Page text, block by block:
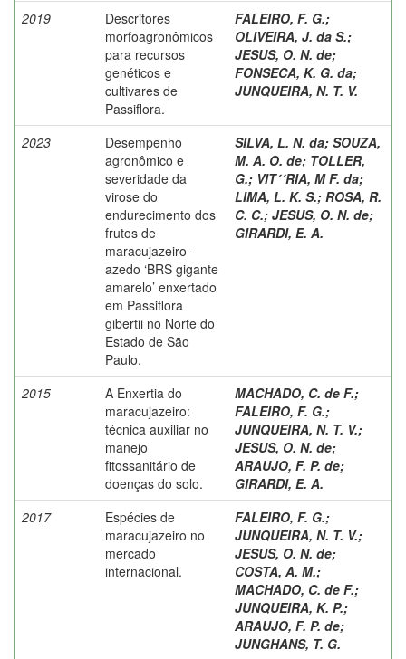
2019
Descritores
morfoagronômicos
para recursos
genéticos e
cultivares de
Passiflora.
FALEIRO, F. G.;
OLIVEIRA, J. da S.;
JESUS, O. N. de;
FONSECA, K. G. da;
JUNQUEIRA, N. T. V.
2023
Desempenho
agronômico e
severidade da
virose do
endurecimento dos
frutos de
maracujazeiro-
azedo ‘BRS gigante
amarelo’ enxertado
em Passiflora
gibertii no Norte do
Estado de São
Paulo.
SILVA, L. N. da; SOUZA,
M. A. O. de; TOLLER,
G.; VIT´´RIA, M F. da;
LIMA, L. K. S.; ROSA, R.
C. C.; JESUS, O. N. de;
GIRARDI, E. A.
2015
A Enxertia do
maracujazeiro:
técnica auxiliar no
manejo
fitossanitário de
doenças do solo.
MACHADO, C. de F.;
FALEIRO, F. G.;
JUNQUEIRA, N. T. V.;
JESUS, O. N. de;
ARAUJO, F. P. de;
GIRARDI, E. A.
2017
Espécies de
maracujazeiro no
mercado
internacional.
FALEIRO, F. G.;
JUNQUEIRA, N. T. V.;
JESUS, O. N. de;
COSTA, A. M.;
MACHADO, C. de F.;
JUNQUEIRA, K. P.;
ARAUJO, F. P. de;
JUNGHANS, T. G.